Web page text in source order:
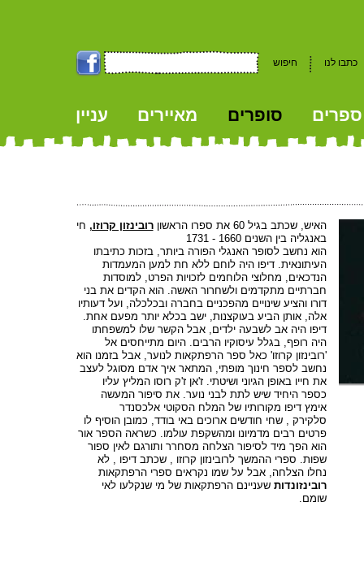
חיפוש כתבו לנו
ספרים סופרים מאיירים עניין
האיש, שכתב בגיל 60 את ספרו הראשון רובינזון קרוזו, חי
באנגליה בין השנים 1660 - 1731
הוא נחשב לסופר האנגלי הפורה ביותר, בזכות כתיבתו
העיתונאית. דיפו היה לוחם ללא חת למען המעמדות
הנדכאים, מחלוצי הלוחמים לזכויות הפרט, למוסדות
חברתיים מתקדמים ולשחרור האשה. הוא הקדים את בני
דורו והציע שינויים מהפכניים בחברה ובכלכלה, ועל דעותיו
אלה, אותן הביע בעוקצנות, ישב בכלא יותר מפעם אחת.
דיפו היה אב לשבעה ילדים, אבל הקשר שלו למשפחתו
היה רופף, בגלל עיסוקיו הרבים. היום מתייחסים אל
'רובינזון קרוזו' כאל ספר הרפתקאות לנוער, אבל בזמנו הוא
נחשב לספר חינוך מופתי, המתאר איך אדם מסוגל לעצב
את חייו באופן הגיוני ושיטתי. ז'אן ז'ק רוסו המליץ עליו
כספר היחיד שיש לתת לבני נוער. את סיפור המעשה
אימץ דיפו מקורותיו של המלח הסקוטי אלכסנדר
סלקירק , שחי חודשים ארוכים באי בודד, כמובן הוסיף לו
פרטים רבים מדמיונו ומהשקפת עולמו. כשראה הספר אור
הוא הפך מיד לסיפור הצלחה מסחרר ותורגם לאין ספור
שפות. ספרי ההמשך לרובינזון קרוזו , שכתב דיפו , לא
נחלו הצלחה, אבל על שמו נקראים ספרי הרפתקאות
רובינזונדותשעניינם הרפתקאות של מי שנקלעו לאי
שומם.